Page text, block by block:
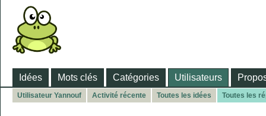
Idées Mots clés Catégories Utilisateurs
Utilisateur Yannouf Activité récente Toutes les idées Toutes les